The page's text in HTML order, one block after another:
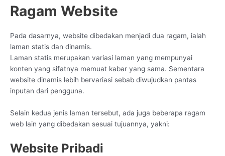
Ragam Website
Pada dasarnya, website dibedakan menjadi dua ragam, ialah
laman statis dan dinamis.
Laman statis merupakan variasi laman yang mempunyai
konten yang sifatnya memuat kabar yang sama. Sementara
website dinamis lebih bervariasi sebab diwujudkan pantas
inputan dari pengguna.
Selain kedua jenis laman tersebut, ada juga beberapa ragam
web lain yang dibedakan sesuai tujuannya, yakni:
Website Pribadi